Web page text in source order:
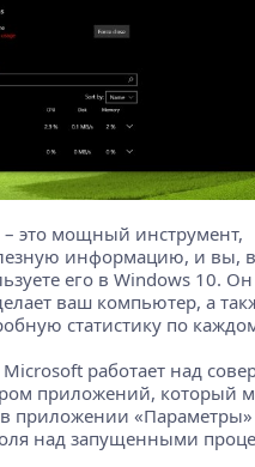
– это мощный инструмент,
информацию, и вы,
его в Windows 10.
ваш компьютер, а
статистику по
работает над
приложений, который
приложении «Параметры»
над запущенными